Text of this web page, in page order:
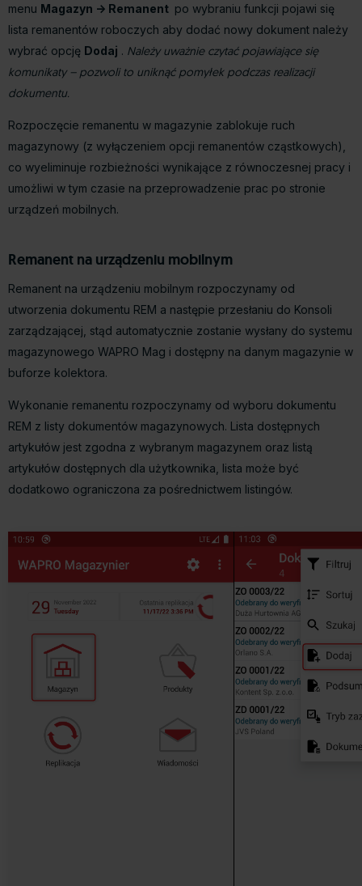
menu Magazyn -> Remanent po wybraniu funkcji pojawi się
lista remanentów roboczych aby dodać nowy dokument należy
wybrać opcję Dodaj . Należy uważnie czytać pojawiające się
komunikaty – pozwoli to uniknąć pomyłek podczas realizacji
dokumentu.
Rozpoczęcie remanentu w magazynie zablokuje ruch
magazynowy (z wyłączeniem opcji remanentów cząstkowych),
co wyeliminuje rozbieżności wynikające z równoczesnej pracy i
umożliwi w tym czasie na przeprowadzenie prac po stronie
urządzeń mobilnych.
Remanent na urządzeniu mobilnym
Remanent na urządzeniu mobilnym rozpoczynamy od
utworzenia dokumentu REM a następie przesłaniu do Konsoli
zarządzającej, stąd automatycznie zostanie wysłany do systemu
magazynowego WAPRO Mag i dostępny na danym magazynie w
buforze kolektora.
Wykonanie remanentu rozpoczynamy od wyboru dokumentu
REM z listy dokumentów magazynowych. Lista dostępnych
artykułów jest zgodna z wybranym magazynem oraz listą
artykułów dostępnych dla użytkownika, lista może być
dodatkowo ograniczona za pośrednictwem listingów.